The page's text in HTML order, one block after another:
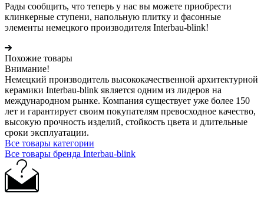
Рады сообщить, что теперь у нас вы можете приобрести
клинкерные ступени, напольную плитку и фасонные
элементы немецкого производителя Interbau-blink!
Похожие товары
Внимание!
Немецкий производитель высококачественной архитектурной
керамики Interbau-blink является одним из лидеров на
международном рынке. Компания существует уже более 150
лет и гарантирует своим покупателям превосходное качество,
высокую прочность изделий, стойкость цвета и длительные
сроки эксплуатации.
Все товары категории
Все товары бренда Interbau-blink